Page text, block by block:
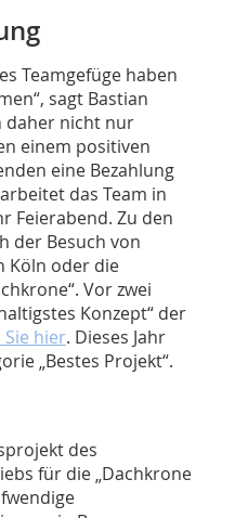
Teamgefüge haben
sagt Bastian
daher nicht nur
einem positiven
eine Bezahlung
das Team in
Feierabend. Zu den
der Besuch von
Köln oder die
Vor zwei
Konzept“ der
Sie hier. Dieses Jahr
„Bestes Projekt“.
des
für die „Dachkrone